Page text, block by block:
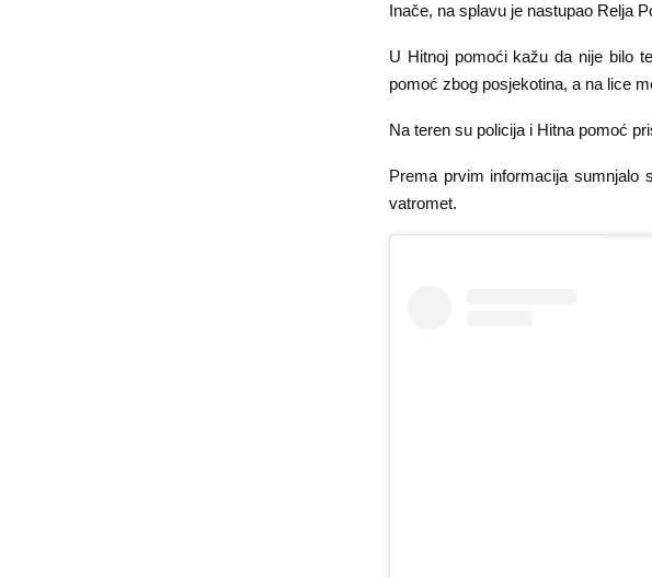
Inače, na splavu je nastupao Relja
U Hitnoj pomoći kažu da nije bilo
pomoć zbog posjekotina, a na lice
Na teren su policija i Hitna pomoć
Prema prvim informacija
vatromet.